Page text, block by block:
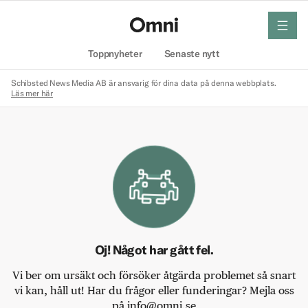
Toppnyheter Senaste nytt
meny
Schibsted News Media AB är ansvarig för dina data på denna webbplats.
Läs mer här
Oj! Något har gått fel.
Vi ber om ursäkt och försöker åtgärda problemet så snart
vi kan, håll ut! Har du frågor eller funderingar? Mejla oss